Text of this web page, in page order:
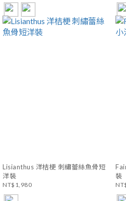
Lisianthus 洋桔梗 刺繡蕾絲魚骨短
洋裝
NT$1,980
裝